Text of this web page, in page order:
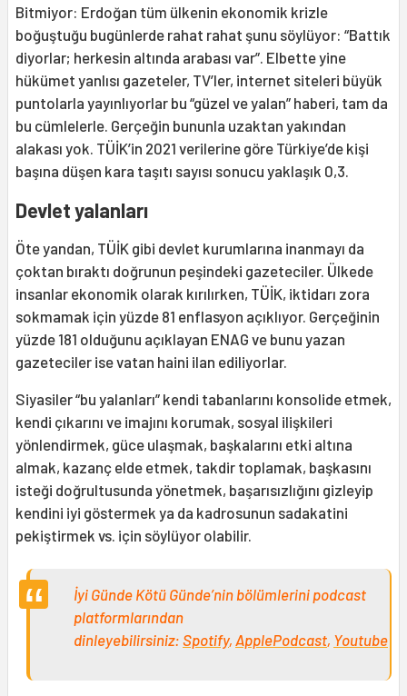
Bitmiyor: Erdoğan tüm ülkenin ekonomik krizle
boğuştuğu bugünlerde rahat rahat şunu söylüyor: “Battık
diyorlar; herkesin altında arabası var”. Elbette yine
hükümet yanlısı gazeteler, TV’ler, internet siteleri büyük
puntolarla yayınlıyorlar bu “güzel ve yalan” haberi, tam da
bu cümlelerle. Gerçeğin bununla uzaktan yakından
alakası yok. TÜİK’in 2021 verilerine göre Türkiye’de kişi
başına düşen kara taşıtı sayısı sonucu yaklaşık 0,3.
Devlet yalanları
Öte yandan, TÜİK gibi devlet kurumlarına inanmayı da
çoktan bıraktı doğrunun peşindeki gazeteciler. Ülkede
insanlar ekonomik olarak kırılırken, TÜİK, iktidarı zora
sokmamak için yüzde 81 enflasyon açıklıyor. Gerçeğinin
yüzde 181 olduğunu açıklayan ENAG ve bunu yazan
gazeteciler ise vatan haini ilan ediliyorlar.
Siyasiler “bu yalanları” kendi tabanlarını konsolide etmek,
kendi çıkarını ve imajını korumak, sosyal ilişkileri
yönlendirmek, güce ulaşmak, başkalarını etki altına
almak, kazanç elde etmek, takdir toplamak, başkasını
isteği doğrultusunda yönetmek, başarısızlığını gizleyip
kendini iyi göstermek ya da kadrosunun sadakatini
pekiştirmek vs. için söylüyor olabilir.
İyi Günde Kötü Günde’nin bölümlerini podcast
platformlarından
dinleyebilirsiniz: Spotify, ApplePodcast, Youtube